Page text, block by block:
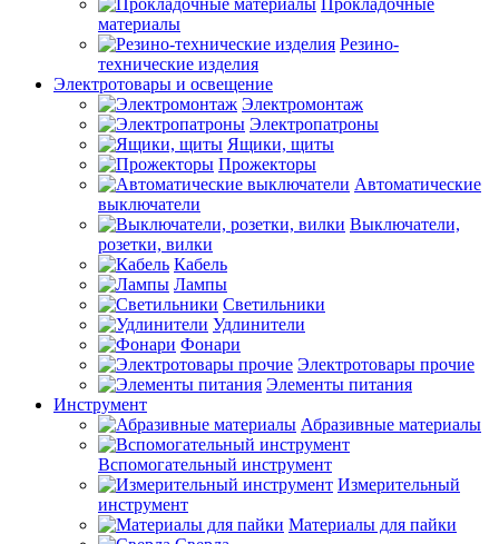
Прокладочные
материалы
Резино-
технические изделия
Электротовары и освещение
Электромонтаж
Электропатроны
Ящики, щиты
Прожекторы
Автоматические
выключатели
Выключатели,
розетки, вилки
Кабель
Лампы
Светильники
Удлинители
Фонари
Электротовары прочие
Элементы питания
Инструмент
Абразивные материалы
Вспомогательный инструмент
Измерительный
инструмент
Материалы для пайки